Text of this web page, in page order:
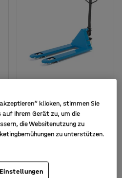
Palettenhubwagen
RAPID, max. Tragkraft
2.500 kg, 1150 mm,
Doppelrollen Nylon
Art. Nr.:31029
316,- €
klicken, stimmen Sie
auf Ihrem Gerät zu, um die
die Websitenutzung zu
zu unterstützen.